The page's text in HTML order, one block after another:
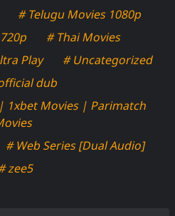
# Telugu Movies 1080p
# Thai Movies
Play
# Uncategorized
dub
1xbet Movies | Parimatch
# Web Series [Dual Audio]
zee5